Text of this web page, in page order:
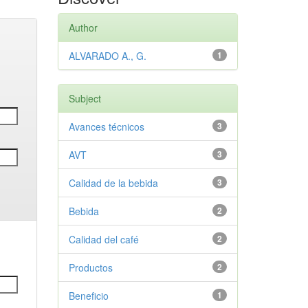
Author
1
ALVARADO A., G.
Subject
3
Avances técnicos
3
AVT
3
Calidad de la bebida
2
Bebida
2
Calidad del café
2
Productos
1
Beneficio